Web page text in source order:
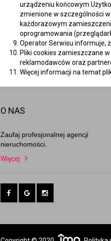
urządzeniu końcowym
zmienione w szczególności
każdorazowym
oprogramowania
Operator Serwisu informuje,
Pliki cookies zamieszczane
reklamodawców oraz
Więcej informacji na temat
O NAS
Zaufaj profesjonalnej agencji
nieruchomości.
Więcej